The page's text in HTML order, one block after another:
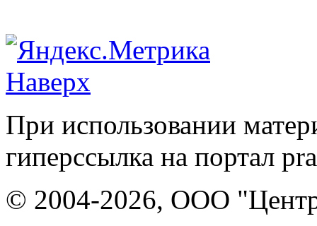
Наверх
При использовании
гиперссылка на портал
© 2004-2026, ООО "Центр